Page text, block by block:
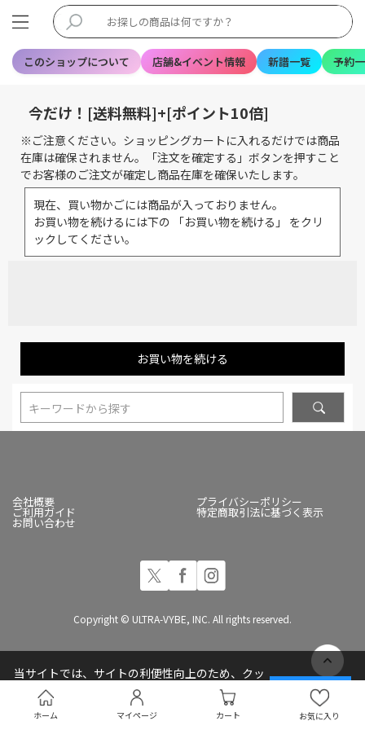
このショップについて 店舗&イベント情報 新譜一覧 予約
ホーム マイページ カート お気に入り
今だけ！[送料無料]+[ポイント10倍]
※ご注意ください。ショッピングカートに入れるだけでは商品
在庫は確保されません。「注文を確定する」ボタンを押すこと
でお客様のご注文が確定し商品在庫を確保いたします。
現在、買い物かごには商品が入っておりません。
お買い物を続けるには下の 「お買い物を続ける」 をクリ
ックしてください。
お買い物を続ける
キーワードから探す
会社概要 プライバシーポリシー
ご利用ガイド 特定商取引法に基づく表示
お問い合わせ
Copyright © ULTRA-VYBE, INC. All rights reserved.
当サイトでは、サイトの利便性向上のため、クッ
キー(Cookie)を使用しています
プライバシーポリシー
承諾する